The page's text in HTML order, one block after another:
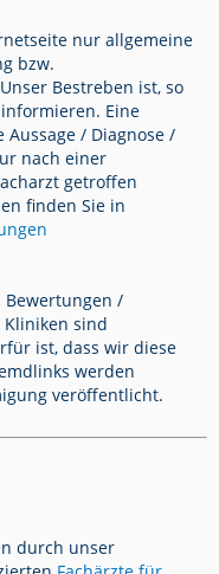
nur allgemeine
bzw.
Bestreben ist, so
Eine
/ Diagnose /
nach einer
getroffen
finden Sie in
Bewertungen /
Kliniken sind
ist, dass wir diese
werden
veröffentlicht.
durch unser